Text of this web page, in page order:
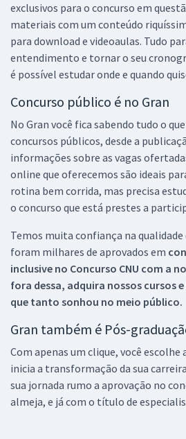
exclusivos para o concurso em
materiais com um conteúdo
para download e videoaulas. Tudo
entendimento e tornar o seu
é possível estudar onde e quando
Concurso público é no Gran
No Gran você fica sabendo tudo o
concursos públicos, desde a
informações sobre as vagas
online que oferecemos são ideais
rotina bem corrida, mas precisa
o concurso que está prestes a
Temos muita confiança na qualidade
foram milhares de aprovados em
inclusive no Concurso CNU com a
fora dessa, adquira nossos cursos
que tanto sonhou no meio público.
Gran também é Pós-
Com apenas um clique, você escolhe
inicia a transformação da sua
sua jornada rumo a aprovação no
almeja, e já com o título de